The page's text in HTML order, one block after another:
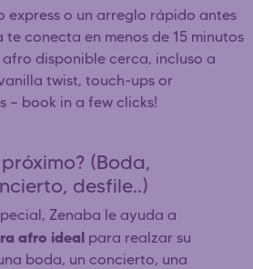
express o un arreglo rápido antes
te conecta en menos de 15 minutos
disponible cerca, incluso a
twist, touch-ups or
— book in a few clicks!
próximo? (Boda,
desfile..)
Zenaba le ayuda a
afro ideal para realzar su
boda, un concierto, una